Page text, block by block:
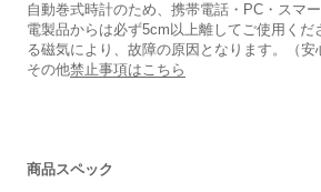
自動巻式時計のため、携帯電話・PC・スマ
電製品からは必ず5cm以上離してご使用くだ
る磁気により、故障の原因となります。（安
その他禁止事項はこちら
商品スペック
箱